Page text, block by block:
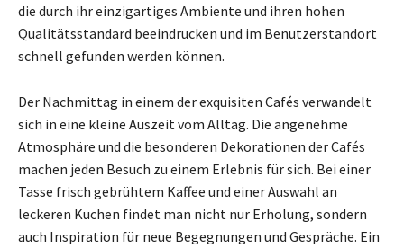
die durch ihr einzigartiges Ambiente und ihren hohen
Qualitätsstandard beeindrucken und im Benutzerstandort
schnell gefunden werden können.
Der Nachmittag in einem der exquisiten Cafés verwandelt
sich in eine kleine Auszeit vom Alltag. Die angenehme
Atmosphäre und die besonderen Dekorationen der Cafés
machen jeden Besuch zu einem Erlebnis für sich. Bei einer
Tasse frisch gebrühtem Kaffee und einer Auswahl an
leckeren Kuchen findet man nicht nur Erholung, sondern
auch Inspiration für neue Begegnungen und Gespräche. Ein